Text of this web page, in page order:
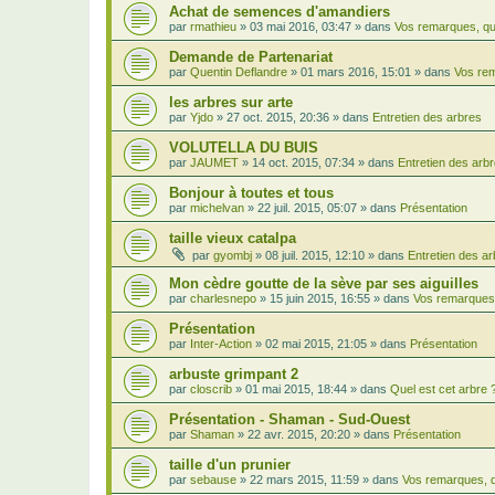
Achat de semences d'amandiers
par rmathieu » 03 mai 2016, 03:47 » dans Vos remarques,
Demande de Partenariat
par Quentin Deflandre » 01 mars 2016, 15:01 » dans Vos
les arbres sur arte
par Yjdo » 27 oct. 2015, 20:36 » dans Entretien des arbres
VOLUTELLA DU BUIS
par JAUMET » 14 oct. 2015, 07:34 » dans Entretien des
Bonjour à toutes et tous
par michelvan » 22 juil. 2015, 05:07 » dans Présentation
taille vieux catalpa
par gyombj » 08 juil. 2015, 12:10 » dans Entretien des
Mon cèdre goutte de la sève par ses aiguilles
par charlesnepo » 15 juin 2015, 16:55 » dans Vos
Présentation
par Inter-Action » 02 mai 2015, 21:05 » dans Présentation
arbuste grimpant 2
par closcrib » 01 mai 2015, 18:44 » dans Quel est cet arbre
Présentation - Shaman - Sud-Ouest
par Shaman » 22 avr. 2015, 20:20 » dans Présentation
taille d'un prunier
par sebause » 22 mars 2015, 11:59 » dans Vos remarques,